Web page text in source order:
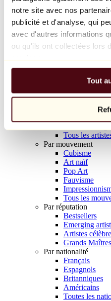
notre site avec nos
publicité et d'analyse, qui
avec d'autres informations
ou qu'ils ont collectées lors
Tout
Balloon Dog (Orange)
Jeff Koons
10 000 €
Parcourir
Tous les
Tous les
Tous les
Par mouvement
Cubisme
Art naïf
Pop Art
Fauvisme
Tous les
Par réputation
Bestsellers
Emerging
Artistes
Grands Maîtres
Par nationalité
Français
Espagnols
Britanniques
Américains
Toutes les